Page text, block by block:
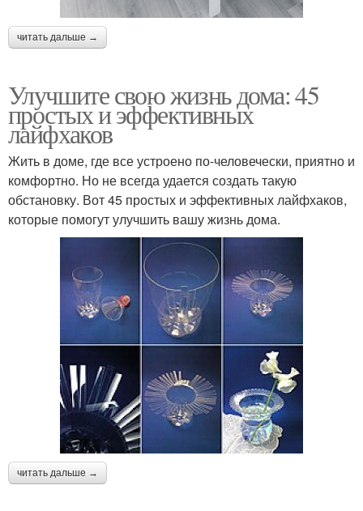
читать дальше →
Улучшите свою жизнь дома: 45
простых и эффективных
лайфхаков
Жить в доме, где все устроено по-человечески, приятно и
комфортно. Но не всегда удается создать такую
обстановку. Вот 45 простых и эффективных лайфхаков,
которые помогут улучшить вашу жизнь дома.
читать дальше →